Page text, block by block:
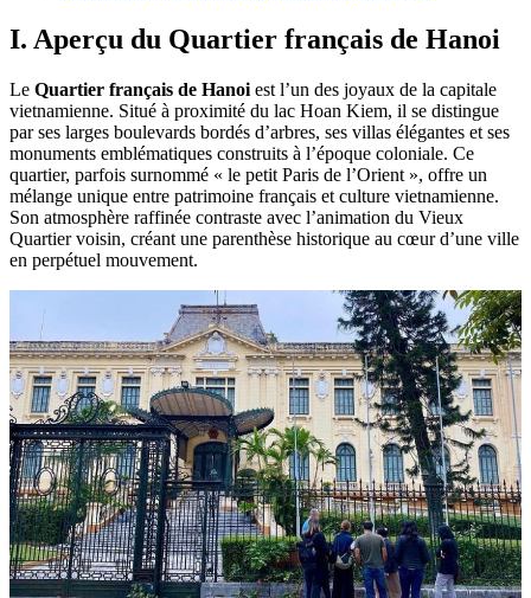
I. Aperçu du Quartier français de Hanoi
Le Quartier français de Hanoi est l’un des joyaux de la capitale
vietnamienne. Situé à proximité du lac Hoan Kiem, il se distingue
par ses larges boulevards bordés d’arbres, ses villas élégantes et ses
monuments emblématiques construits à l’époque coloniale. Ce
quartier, parfois surnommé « le petit Paris de l’Orient », offre un
mélange unique entre patrimoine français et culture vietnamienne.
Son atmosphère raffinée contraste avec l’animation du Vieux
Quartier voisin, créant une parenthèse historique au cœur d’une ville
en perpétuel mouvement.